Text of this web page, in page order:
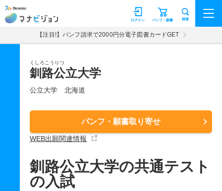
マナビジョン パンフ・願書
ログイン 検索
【注目!】パンフ請求で2000円分電子図書カードGET
くしろこうりつ
釧路公立大学
公立大学 北海道
パンフ・願書取り寄せ
WEB出願関連情報
釧路公立大学の共通テスト
の入試